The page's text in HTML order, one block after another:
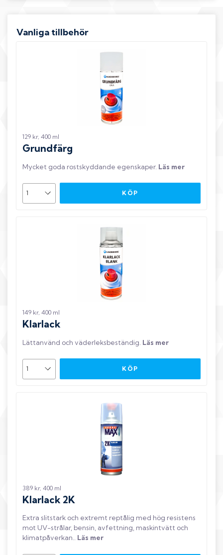
Vanliga tillbehör
129 kr, 400 ml
Grundfärg
Mycket goda rostskyddande egenskaper. Läs mer
KÖP
149 kr, 400 ml
Klarlack
Lättanvänd och väderleksbeständig Läs mer
KÖP
389 kr, 400 ml
Klarlack 2K
Extra slitstark och extremt reptålig med hög resistens
mot UV-strålar, bensin, avfettning, maskintvätt och
klimatpåverkan.. Läs mer